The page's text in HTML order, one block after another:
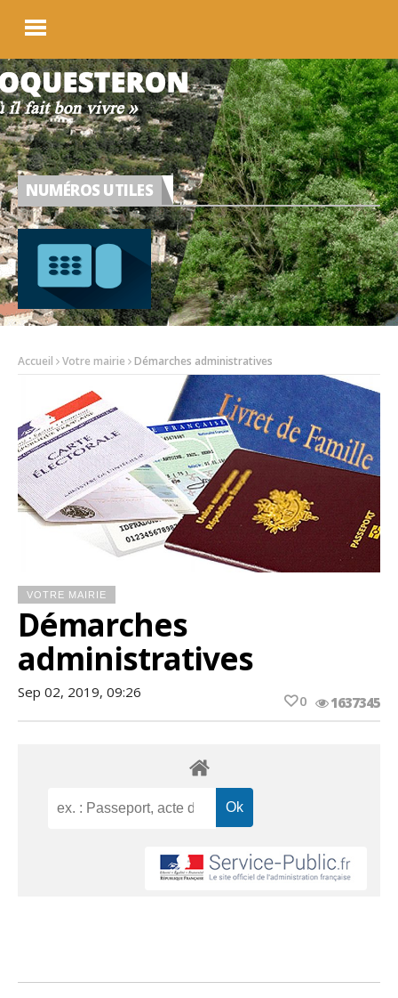
NUMÉROS UTILES
Accueil Votre mairie Démarches administratives
VOTRE MAIRIE
Démarches
administratives
Sep 02, 2019, 09:26
1637345
0